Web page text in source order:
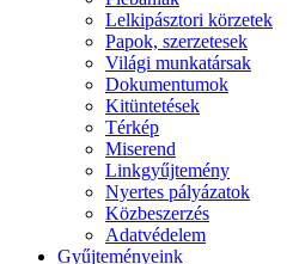
Lelkipásztori körzetek
Papok, szerzetesek
Világi munkatársak
Dokumentumok
Kitüntetések
Térkép
Miserend
Linkgyűjtemény
Nyertes pályázatok
Közbeszerzés
Adatvédelem
Gyűjteményeink